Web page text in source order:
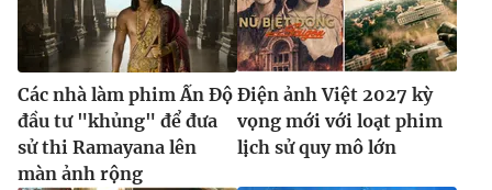
Các nhà làm phim Ấn Độ
đầu tư "khủng" để đưa
sử thi Ramayana lên
màn ảnh rộng
Điện ảnh Việt 2027 kỳ
vọng mới với loạt phim
lịch sử quy mô lớn